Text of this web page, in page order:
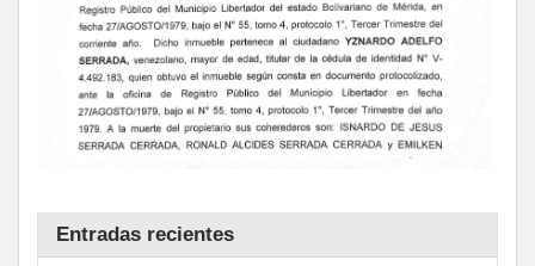
Entradas recientes